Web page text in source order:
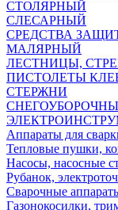
СТОЛЯРНЫЙ
СЛЕСАРНЫЙ
СРЕДСТВА
МАЛЯРНЫЙ
ЛЕСТНИЦЫ,
ПИСТОЛЕТЫ
СТЕРЖНИ
Аппараты для
Тепловые пушки,
Насосы, насосные
Рубанок,
Сварочные
Газонокосилки,